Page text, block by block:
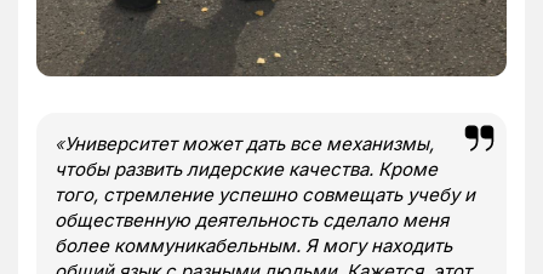
«Университет может дать все механизмы,
чтобы развить лидерские качества. Кроме
того, стремление успешно совмещать учебу и
общественную деятельность сделало меня
более коммуникабельным. Я могу находить